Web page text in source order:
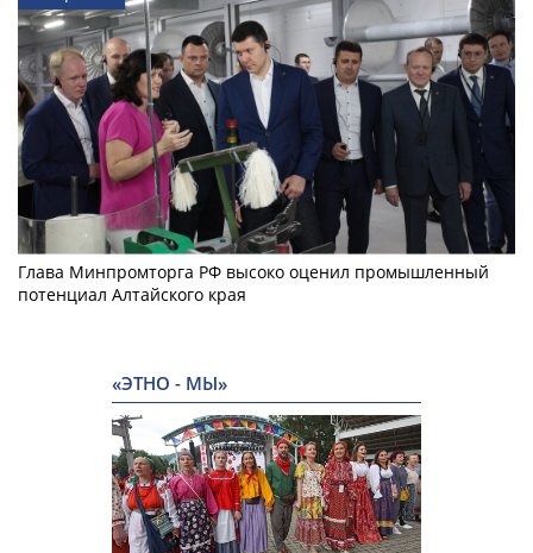
Глава Минпромторга РФ высоко оценил промышленный
потенциал Алтайского края
«ЭТНО - МЫ»